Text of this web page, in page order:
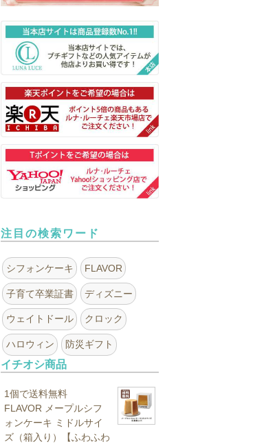
注目の検索ワード
シフォンケーキ FLAVOR
子育て卒業証書 ディズニー
ウェイトドール クロック
ハロウィン 防災ギフト
イチオシ商品
1個で送料無料
FLAVOR メープルシフ
ォンケーキ ミドルサイ
ズ（箱入り）【ふわふわ